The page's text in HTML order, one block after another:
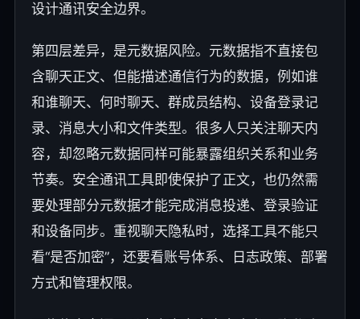
设计通讯安全边界。
第四层差异，是元数据风险。元数据指不直接包
含聊天正文、但能描述通信行为的数据，例如谁
和谁聊天、何时聊天、群成员结构、设备登录记
录、消息大小和文件类型。很多人只关注聊天内
容，却忽略元数据同样可能暴露组织关系和业务
节奏。安全通讯工具即使保护了正文，也仍然需
要处理部分元数据才能完成消息投递、登录验证
和设备同步。重视聊天隐私时，选择工具不能只
看“是否加密”，还要看账号体系、日志政策、部署
方式和管理权限。